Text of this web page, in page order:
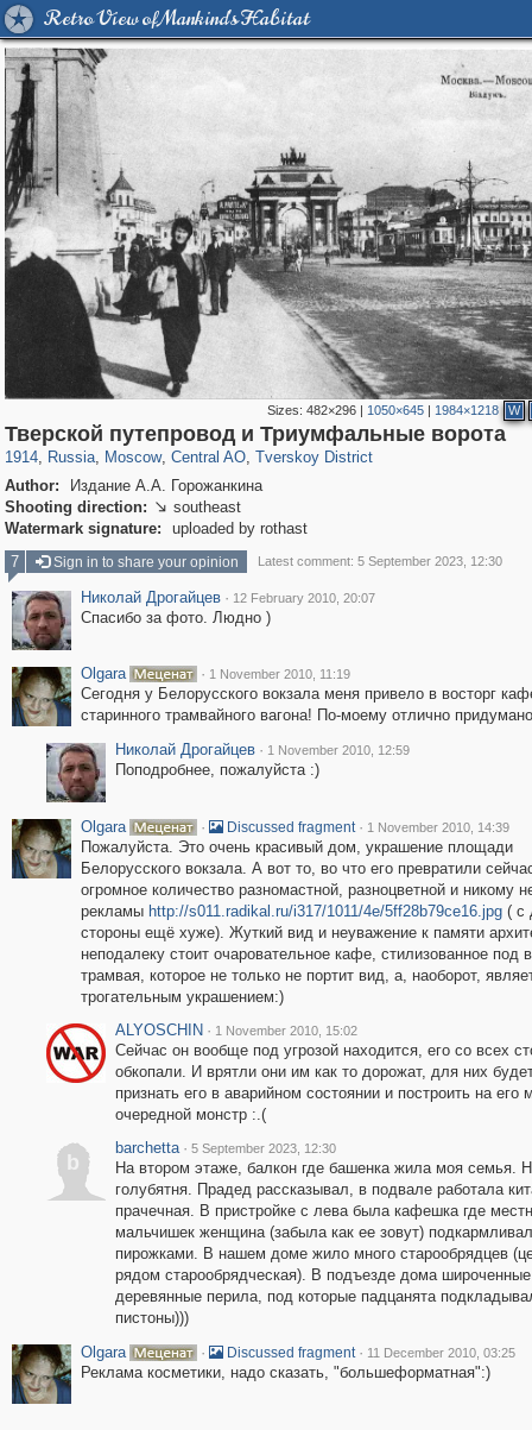
Retro View of Mankind's Habitat
Sizes:482×296 | 1050×645 | 1984×1218 W
Тверской путепровод и Триумфальные ворота
1914, Russia
1,406,710 29,243
, Moscow
319,864 8,286
, Central AO
160,011 5,916
, Tverskoy District
53,052 2,283
Author:
Издание А.А. Горожанкина
Shooting direction:  southeast
Watermark signature:
uploaded by rothast
7
Sign in to share your opinion Latest comment: 5 September 2023, 12:30
Николай Дрогайцев · 12 February 2010, 20:07
Спасибо за фото. Людно )
Olgara · 1 November 2010, 11:19
Сегодня у Белорусского вокзала меня привело в восторг
старинного трамвайного вагона! По-моему отлично
Николай Дрогайцев · 1 November 2010, 12:59
Поподробнее, пожалуйста :)
Olgara · Discussed fragment · 1 November 2010, 14:39
Пожалуйста. Это очень красивый дом, украшение площади
Белорусского вокзала. А вот то, во что его превратили
огромное количество разномастной, разноцветной и никому
рекламы http://s011.radikal.ru/i317/1011/4e/5ff28b79ce16.jpg( с
стороны ещё хуже). Жуткий вид и неуважение к памяти
неподалеку стоит очаровательное кафе, стилизованное под
трамвая, которое не только не портит вид, а, наоборот,
трогательным украшением:)
ALYOSCHIN · 1 November 2010, 15:02
Сейчас он вообще под угрозой находится, его со всех
обкопали. И врятли они им как то дорожат, для них
признать его в аварийном состоянии и построить на его
очередной монстр :.(
b
barchetta · 5 September 2023, 12:30
На втором этаже, балкон где башенка жила моя семья.
голубятня. Прадед рассказывал, в подвале работала
прачечная. В пристройке с лева была кафешка где
мальчишек женщина (забыла как ее зовут)
пирожками. В нашем доме жило много старообрядцев
рядом старообрядческая). В подъезде дома широченные
деревянные перила, под которые падцанята
пистоны)))
Olgara
· Discussed fragment · 11 December 2010, 03:25
Реклама косметики, надо сказать, "большеформатная":)